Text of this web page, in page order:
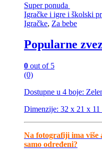
Super ponuda
Igračke i igre i školski
Igračke, Za bebe
Popularne
0 out of 5
(0)
Dostupne u 4 boje:
Dimenzije: 32 x 21 x 11
Na fotografiji ima više
samo određeni?